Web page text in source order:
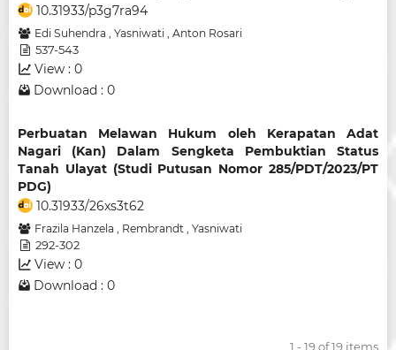
10.31933/p3g7ra94
Edi Suhendra Yasniwati Anton Rosari
537-543
View : 0
Download : 0
Perbuatan Melawan Hukum oleh Kerapatan Adat
Nagari (Kan) Dalam Sengketa Pembuktian Status
Tanah Ulayat (Studi Putusan Nomor 285/PDT/2023/PT
PDG)
10.31933/26xs3t62
Frazila Hanzela Rembrandt Yasniwati
292-302
View : 0
Download : 0
1 - 19 of 19 items